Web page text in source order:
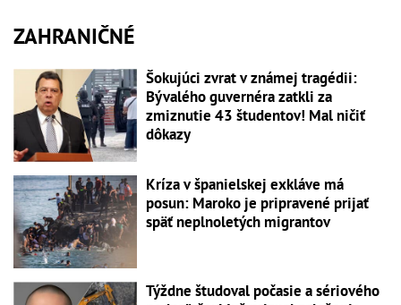
ZAHRANIČNÉ
Šokujúci zvrat v známej tragédii:
Bývalého guvernéra zatkli za
zmiznutie 43 študentov! Mal ničiť
dôkazy
Kríza v španielskej exkláve má
posun: Maroko je pripravené prijať
späť neplnoletých migrantov
Týždne študoval počasie a sériového